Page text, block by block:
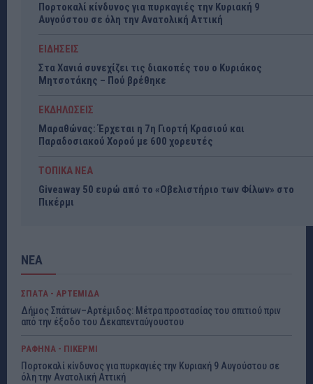
Πορτοκαλί κίνδυνος για πυρκαγιές την Κυριακή 9
Αυγούστου σε όλη την Ανατολική Αττική
ΕΙΔΗΣΕΙΣ
Στα Χανιά συνεχίζει τις διακοπές του ο Κυριάκος
Μητσοτάκης – Πού βρέθηκε
ΕΚΔΗΛΩΣΕΙΣ
Μαραθώνας: Έρχεται η 7η Γιορτή Κρασιού και
Παραδοσιακού Χορού με 600 χορευτές
ΤΟΠΙΚΑ ΝΕΑ
Giveaway 50 ευρώ από το «Οβελιστήριο των Φίλων» στο
Πικέρμι
ΝΕΑ
ΣΠΑΤΑ - ΑΡΤΕΜΙΔΑ
Δήμος Σπάτων–Αρτέμιδος: Μέτρα προστασίας του σπιτιού πριν
από την έξοδο του Δεκαπενταύγουστου
ΡΑΦΗΝΑ - ΠΙΚΕΡΜΙ
Πορτοκαλί κίνδυνος για πυρκαγιές την Κυριακή 9 Αυγούστου σε
όλη την Ανατολική Αττική